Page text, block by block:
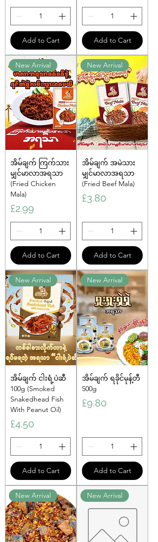
Add to Cart Add to Cart
New Arrival
အိမ်ချက် ကြက်သား
မျှင်မာလာအရသာ
(Fried Chicken
Mala)
Price
£2.99
Add to Cart
New Arrival
အိမ်ချက် အမဲသား
မျှင်မာလာအရသာ
(Fried Beef Mala)
Price
£3.80
Add to Cart
New Arrival
အိမ်ချက် ငါးရံ့ပဲဆီ
100g (Smoked
Snakedhead Fish
With Peanut Oil)
Price
£4.50
Add to Cart
New Arrival
အိမ်ချက် ရခိုင်မုန့်တီ
500g
Price
£9.80
Add to Cart
New Arrival New Arrival